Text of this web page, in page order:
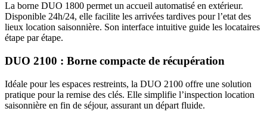
La borne DUO 1800 permet un accueil automatisé en extérieur.
Disponible 24h/24, elle facilite les arrivées tardives pour l’etat des
lieux location saisonnière. Son interface intuitive guide les locataires
étape par étape.
DUO 2100 : Borne compacte de récupération
Idéale pour les espaces restreints, la DUO 2100 offre une solution
pratique pour la remise des clés. Elle simplifie l’inspection location
saisonnière en fin de séjour, assurant un départ fluide.